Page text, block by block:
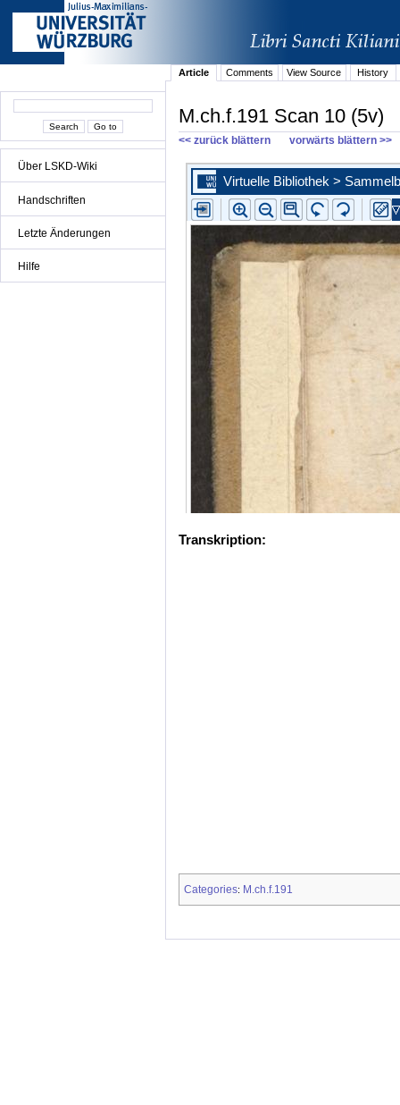
Über LSKD-Wiki
Handschriften
Letzte Änderungen
Hilfe
Article Comments View Source History
M.ch.f.191 Scan 10 (5v)
<< zurück blättern vorwärts blättern >>
Transkription:
Categories: M.ch.f.191